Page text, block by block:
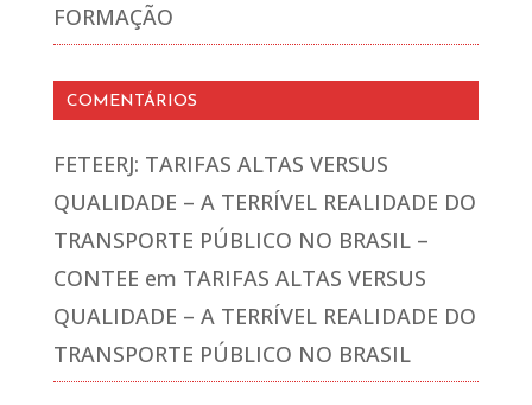
FORMAÇÃO
COMENTÁRIOS
FETEERJ: TARIFAS ALTAS VERSUS
QUALIDADE – A TERRÍVEL REALIDADE DO
TRANSPORTE PÚBLICO NO BRASIL –
CONTEE em TARIFAS ALTAS VERSUS
QUALIDADE – A TERRÍVEL REALIDADE DO
TRANSPORTE PÚBLICO NO BRASIL